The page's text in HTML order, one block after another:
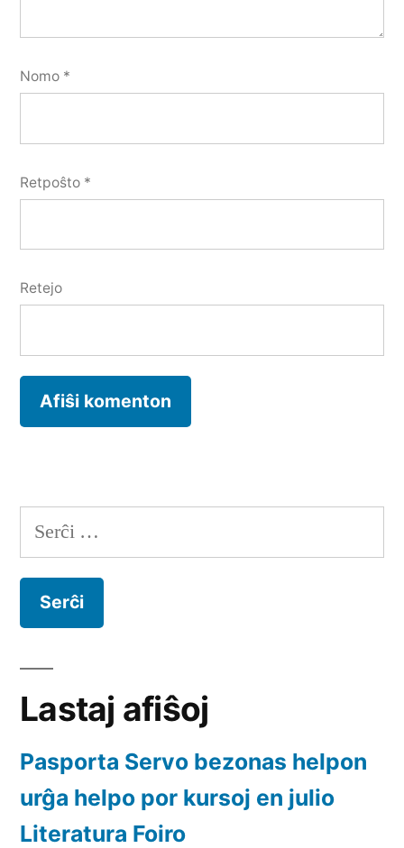
Nomo *
Retpoŝto *
Retejo
Serĉu:
Lastaj afiŝoj
Pasporta Servo bezonas helpon
urĝa helpo por kursoj en julio
Literatura Foiro